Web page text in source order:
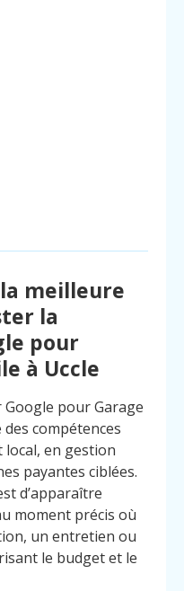
meilleure
la
pour
à Uccle
pour Garage
compétences
en gestion
payantes ciblées.
d’apparaître
moment précis où
un entretien ou
le budget et le